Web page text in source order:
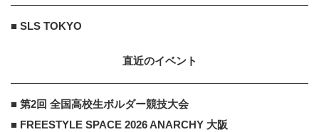
■ SLS TOKYO
直近のイベント
■ 第2回 全国高校生ボルダー競技大会
■ FREESTYLE SPACE 2026 ANARCHY 大阪